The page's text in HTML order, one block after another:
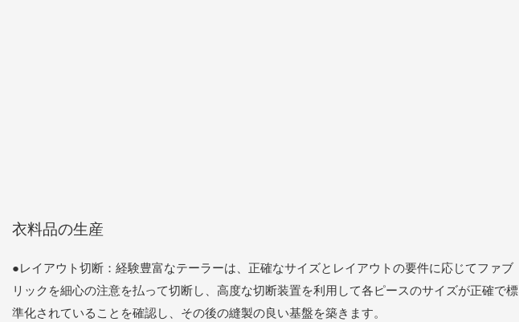
衣料品の生産
●レイアウト切断：経験豊富なテーラーは、正確なサイズとレイアウトの要件に応じてファブ
リックを細心の注意を払って切断し、高度な切断装置を利用して各ピースのサイズが正確で標
準化されていることを確認し、その後の縫製の良い基盤を築きます。